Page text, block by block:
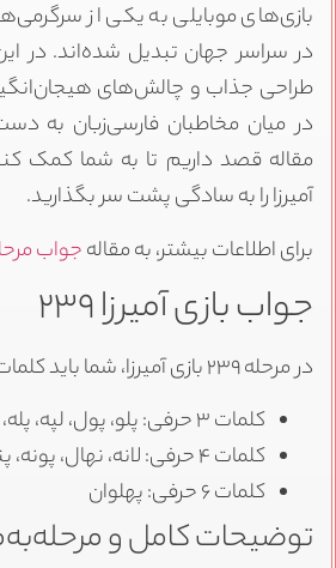
بازی‌های موبایلی به یکی از
در سراسر جهان تبدیل شده‌اند. در این
طراحی جذاب و چالش‌های
در میان مخاطبان فارسی‌زبان به
آمیرزا را به سادگی پشت سر بگذارید.
برای اطلاعات بیشتر، به مقالهجواب مرحله
جواب بازی آمیرزا ۲۳۹
در مرحله ۲۳۹ بازی آمیرزا، شما باید کلمات زیر را پیدا کنید:
کلمات ۳ حرفی: پلو، پول، لپه، پله، هلو
کلمات ۴ حرفی: لانه، نهال، پونه، پناه، هالو، پهلو
کلمات ۶ حرفی: پهلوان
توضیحات کامل و